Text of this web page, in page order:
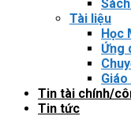
Sách
Tài liệu
Học
Ứng
Tin tài chính/
Tin tức